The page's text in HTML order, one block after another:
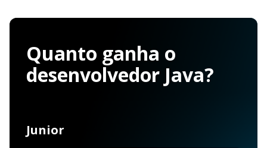
Quanto ganha o
desenvolvedor Java?
Junior